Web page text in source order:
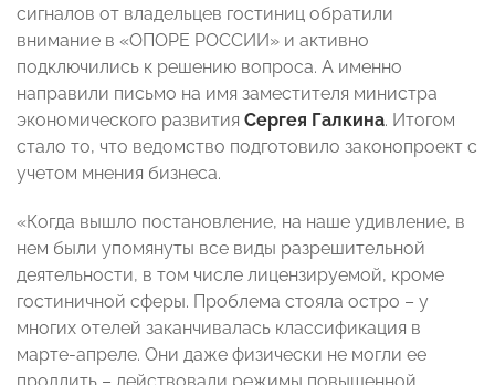
сигналов от владельцев гостиниц обратили
внимание в «ОПОРЕ РОССИИ» и активно
подключились к решению вопроса. А именно
направили письмо на имя заместителя министра
экономического развития Сергея Галкина. Итогом
стало то, что ведомство подготовило законопроект с
учетом мнения бизнеса.
«Когда вышло постановление, на наше удивление, в
нем были упомянуты все виды разрешительной
деятельности, в том числе лицензируемой, кроме
гостиничной сферы. Проблема стояла остро – у
многих отелей заканчивалась классификация в
марте-апреле. Они даже физически не могли ее